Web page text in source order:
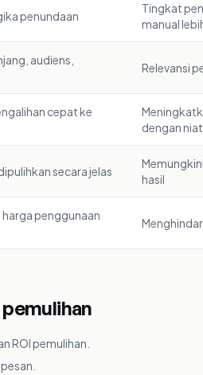
penundaan
Tingkat
manual
audiens,
Relevansi
cepat ke
dengan
secara jelas
hasil
penggunaan
ROI pemulihan.